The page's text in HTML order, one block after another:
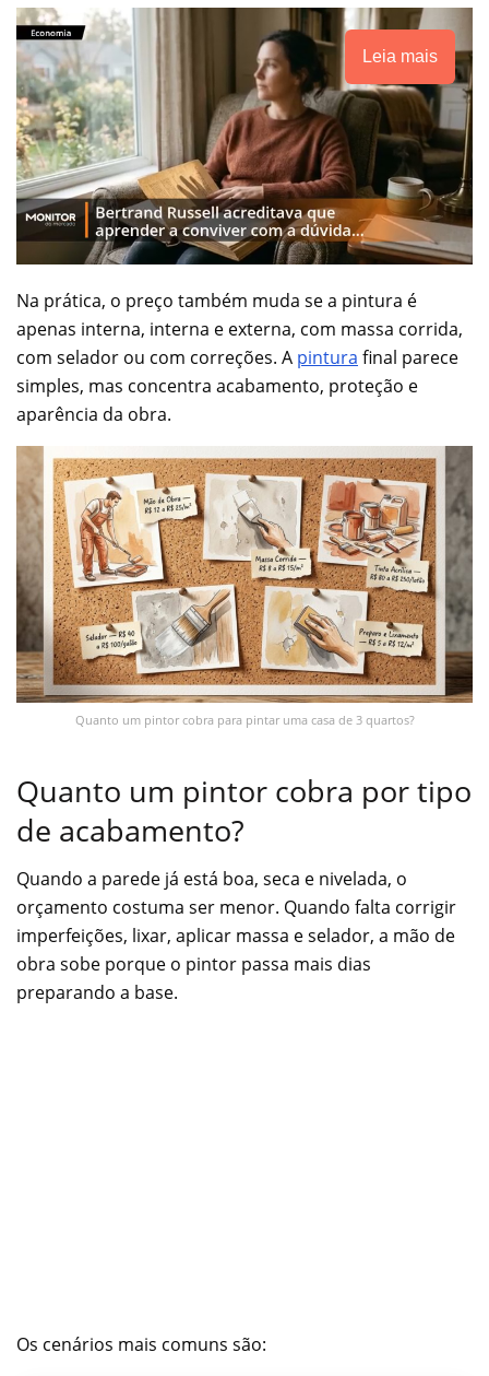
Leia mais
Na prática, o preço também muda se a pintura é
apenas interna, interna e externa, com massa corrida,
com selador ou com correções. A pintura final parece
simples, mas concentra acabamento, proteção e
aparência da obra.
Quanto um pintor cobra para pintar uma casa de 3 quartos?
Quanto um pintor cobra por tipo
de acabamento?
Quando a parede já está boa, seca e nivelada, o
orçamento costuma ser menor. Quando falta corrigir
imperfeições, lixar, aplicar massa e selador, a mão de
obra sobe porque o pintor passa mais dias
preparando a base.
Os cenários mais comuns são: